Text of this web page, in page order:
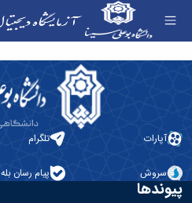
آپارات تلگرام
سروش پیام رسان بله
پیوندها